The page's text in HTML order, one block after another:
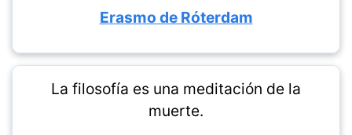
Erasmo de Róterdam
La filosofía es una meditación de la
muerte.